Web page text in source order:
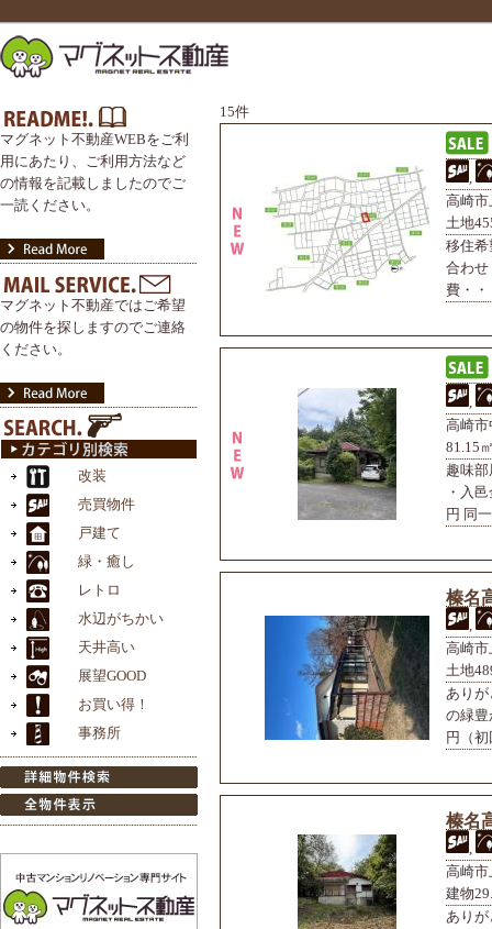
マグネット不動産WEBをご利
用にあたり、ご利用方法など
の情報を記載しましたのでご
一読ください。
マグネット不動産ではご希望
の物件を探しますのでご連絡
ください。
15件
,
高崎市
土地
移住
合わせ
費・・
,
高崎市
81.15
趣味
・入
円 同
榛名
,
高崎市
土地
ありが
の緑
円（
榛名
,
高崎市
建物
ありが